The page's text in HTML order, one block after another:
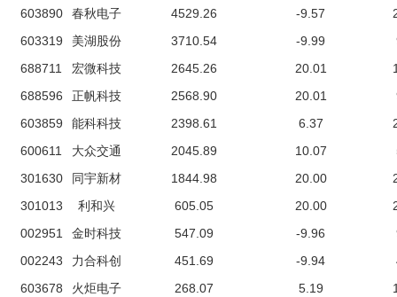
603890
春秋电子 4529.26 -9.57
603319
美湖股份 3710.54 -9.99
688711
宏微科技 2645.26 20.01
688596
正帆科技 2568.90 20.01
603859
能科科技 2398.61 6.37
600611
大众交通 2045.89 10.07
301630
同宇新材 1844.98 20.00
301013
利和兴 605.05 20.00
002951
金时科技 547.09 -9.96
002243
力合科创 451.69 -9.94
603678
火炬电子 268.07 5.19